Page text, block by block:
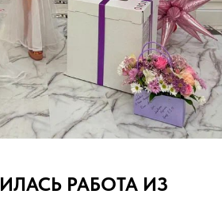
РАБОТА ИЗ